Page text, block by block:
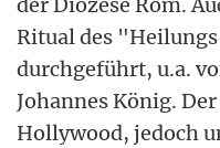
der Diözese Rom.
Ritual des
durchgeführt, u.a.
Johannes König.
Hollywood, jedoch